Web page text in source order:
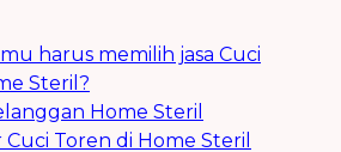
harus memilih jasa Cuci
Steril?
Home Steril
Cuci Toren di Home Steril